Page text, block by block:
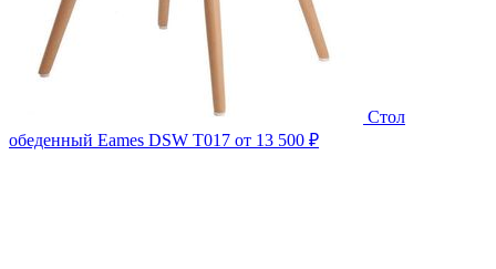
Стол
обеденный Eames DSW T017 от 13 500 ₽